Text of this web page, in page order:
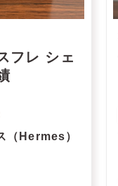
フレ シェ
（Hermes）